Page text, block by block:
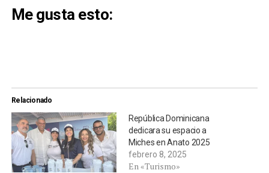
Me gusta esto:
Relacionado
República Dominicana
dedicara su espacio a
Miches en Anato 2025
febrero 8, 2025
En «Turismo»